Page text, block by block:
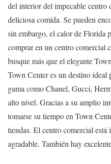
del interior del impecable centro
deliciosa comida. Se pueden
sin embargo, el calor de Florida
comprar en un centro comercial
busque más que el elegante
Town Center es un destino ideal
gama como Chanel, Gucci,
alto nivel. Gracias a su amplio
tomarse su tiempo en Town
tiendas. El centro comercial
agradable. También hay